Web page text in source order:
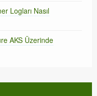
Logları Nasıl
AKS Üzerinde